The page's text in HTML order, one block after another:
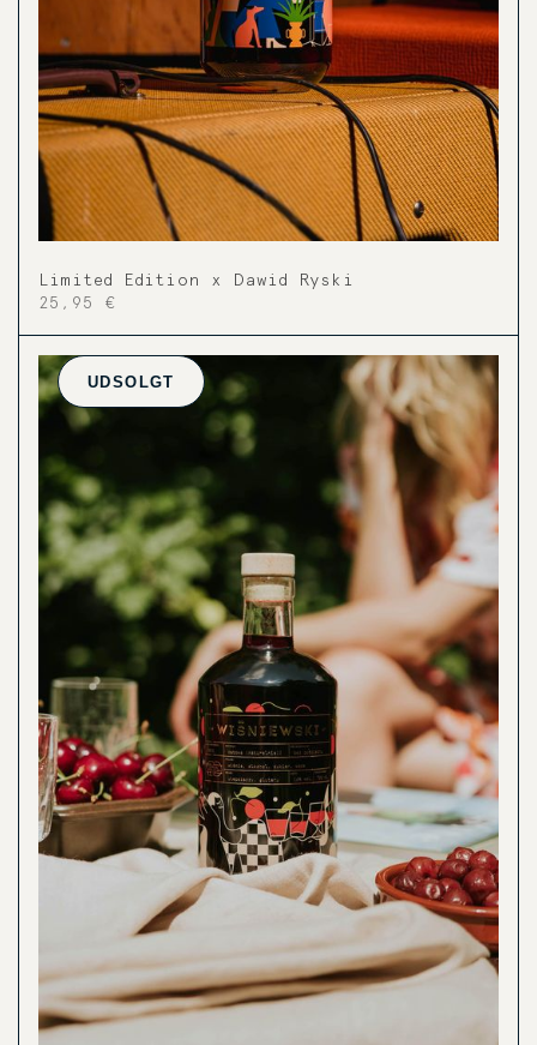
Limited Edition x Dawid Ryski
25,95 €
UDSOLGT